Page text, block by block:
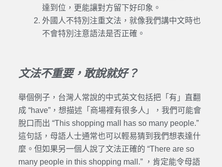
達到位，更能讓對方留下好印象。
外國人不特別注重文法，就像我們講中文時也
不會特別注意語法是否正確。
文法不重要，敢說就好？
舉個例子，台灣人常說的中式英文包括把「有」直翻
成 “have”，想描述「商場裡有很多人」，我們可能會
脫口而出 “This shopping mall has so many people.”
這句話，母語人士通常也可以輕易猜到我們想表達什
麼。但如果另一個人說了文法正確的 “There are so
many people in this shopping mall.” ，肯定能令母語